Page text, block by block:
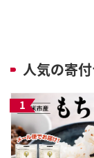
人気の寄付